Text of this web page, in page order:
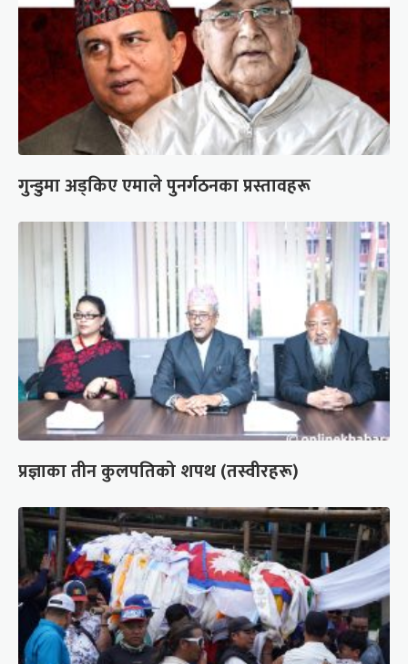
गुन्डुमा अड्किए एमाले पुनर्गठनका प्रस्तावहरू
प्रज्ञाका तीन कुलपतिको शपथ (तस्वीरहरू)